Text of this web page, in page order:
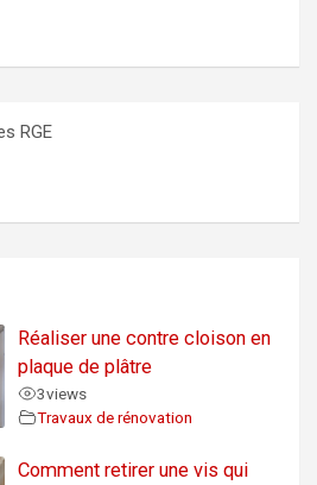
RGE
Réaliser une contre cloison en
plaque de plâtre
3views
Travaux de rénovation
Comment retirer une vis qui